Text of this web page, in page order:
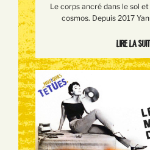
Le corps ancré dans le sol
cosmos. Depuis 2017
Lire la